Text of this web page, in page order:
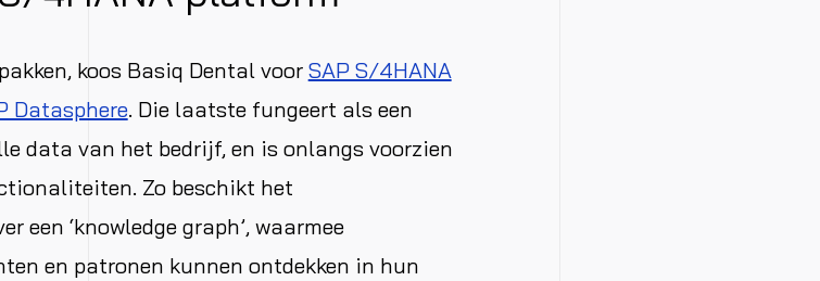
koos Basiq Dental voor SAP S/4HANA
Datasphere. Die laatste fungeert als een
data van het bedrijf, en is onlangs voorzien
Zo beschikt het
een ‘knowledge graph’, waarmee
en patronen kunnen ontdekken in hun